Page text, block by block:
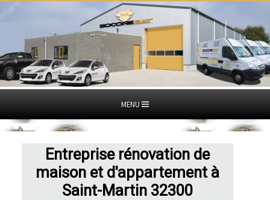
MENU
Entreprise rénovation de
maison et d'appartement à
Saint-Martin 32300